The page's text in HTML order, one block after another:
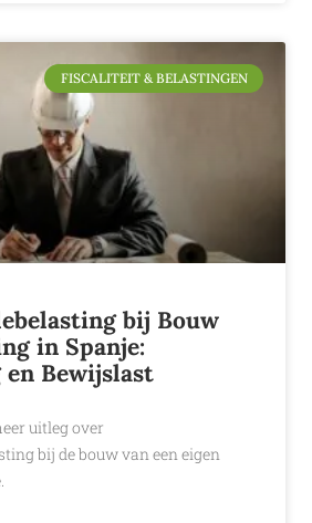
FISCALITEIT & BELASTINGEN
bij Bouw
in Spanje:
en Bewijslast
uitleg over
bij de bouw van een eigen